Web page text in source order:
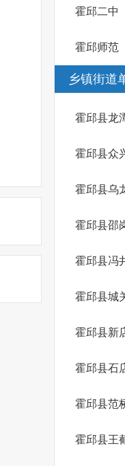
霍邱二中
霍邱师范
乡镇街道
霍邱县龙
霍邱县众
霍邱县乌
霍邱县邵
霍邱县冯
霍邱县城
霍邱县新
霍邱县石
霍邱县范
霍邱县王